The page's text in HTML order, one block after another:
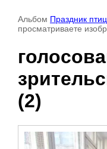
Альбом Праздник птиц
просматриваете
(2)